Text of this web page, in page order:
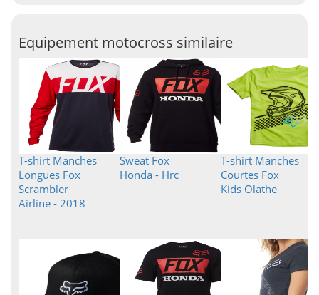
Equipement motocross similaire
T-shirt Manches
Longues Fox
Scrambler
Airline - 2018
Sweat Fox
Honda - Hrc
T-shirt Manches
Courtes Fox
Kids Olathe